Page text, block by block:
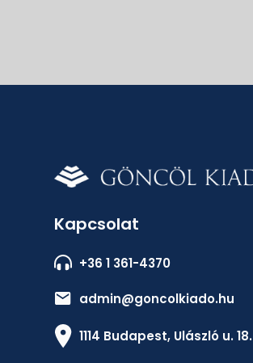
Kapcsolat
+36 1 361-4370
admin@goncolkiado.hu
1114 Budapest, Ulászló u. 18.